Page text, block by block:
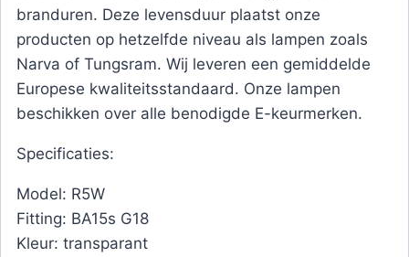
branduren. Deze levensduur plaatst onze
producten op hetzelfde niveau als lampen zoals
Narva of Tungsram. Wij leveren een gemiddelde
Europese kwaliteitsstandaard. Onze lampen
beschikken over alle benodigde E-keurmerken.
Specificaties:
Model: R5W
Fitting: BA15s G18
Kleur: transparant